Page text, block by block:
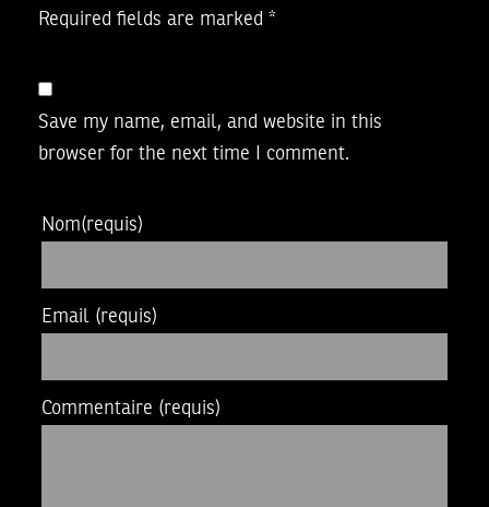
Required fields are marked *
Save my name, email, and website in this
browser for the next time I comment.
Nom(requis)
Email (requis)
Commentaire (requis)